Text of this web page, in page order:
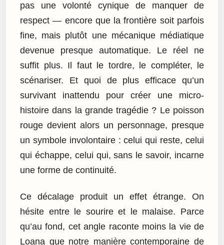
pas une volonté cynique de manquer de
respect — encore que la frontière soit parfois
fine, mais plutôt une mécanique médiatique
devenue presque automatique. Le réel ne
suffit plus. Il faut le tordre, le compléter, le
scénariser. Et quoi de plus efficace qu’un
survivant inattendu pour créer une micro-
histoire dans la grande tragédie ? Le poisson
rouge devient alors un personnage, presque
un symbole involontaire : celui qui reste, celui
qui échappe, celui qui, sans le savoir, incarne
une forme de continuité.
Ce décalage produit un effet étrange. On
hésite entre le sourire et le malaise. Parce
qu’au fond, cet angle raconte moins la vie de
Loana que notre manière contemporaine de